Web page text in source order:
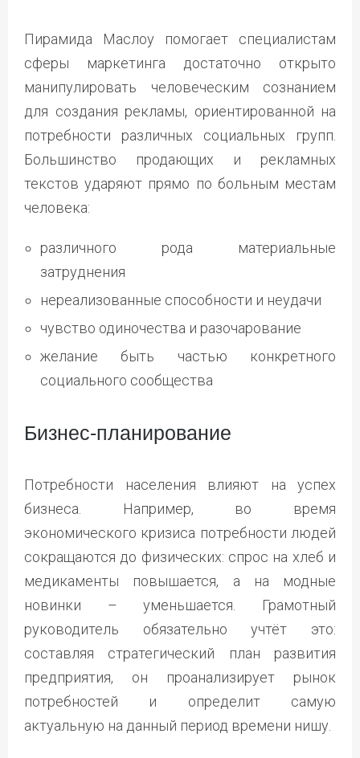
Пирамида Маслоу помогает специалистам
сферы маркетинга достаточно открыто
манипулировать человеческим сознанием
для создания рекламы, ориентированной на
потребности различных социальных групп.
Большинство продающих и рекламных
текстов ударяют прямо по больным местам
человека:
различного рода материальные
затруднения
нереализованные способности и неудачи
чувство одиночества и разочарование
желание быть частью конкретного
социального сообщества
Бизнес-планирование
Потребности населения влияют на успех
бизнеса. Например, во время
экономического кризиса потребности людей
сокращаются до физических: спрос на хлеб и
медикаменты повышается, а на модные
новинки – уменьшается. Грамотный
руководитель обязательно учтёт это:
составляя стратегический план развития
предприятия, он проанализирует рынок
потребностей и определит самую
актуальную на данный период времени нишу.